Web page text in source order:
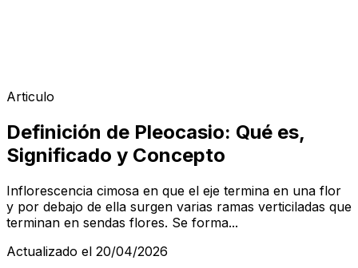
Articulo
Definición de Pleocasio: Qué es,
Significado y Concepto
Inflorescencia cimosa en que el eje termina en una flor
y por debajo de ella surgen varias ramas verticiladas que
terminan en sendas flores. Se forma...
Actualizado el 20/04/2026